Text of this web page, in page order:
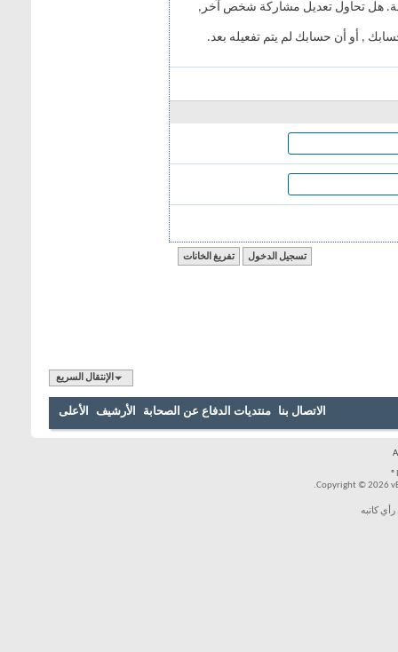
هل تحاول تعديل مشاركة شخص آخر,
, أو أن حسابك لم يتم تفعيله بعد.
الإنتقال السريع
الاتصال بنا منتديات الدفاع عن الصحابة الأرشيف الأعلى
Copyright © 2026
كاتبه